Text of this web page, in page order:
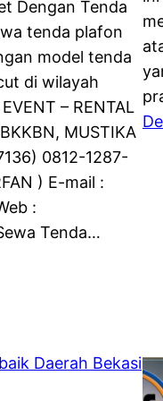
Dengan Tenda
tenda plafon
model tenda
di wilayah
– RENTAL
MUSTIKA
0812-1287-
) E-mail :
:
Tenda…